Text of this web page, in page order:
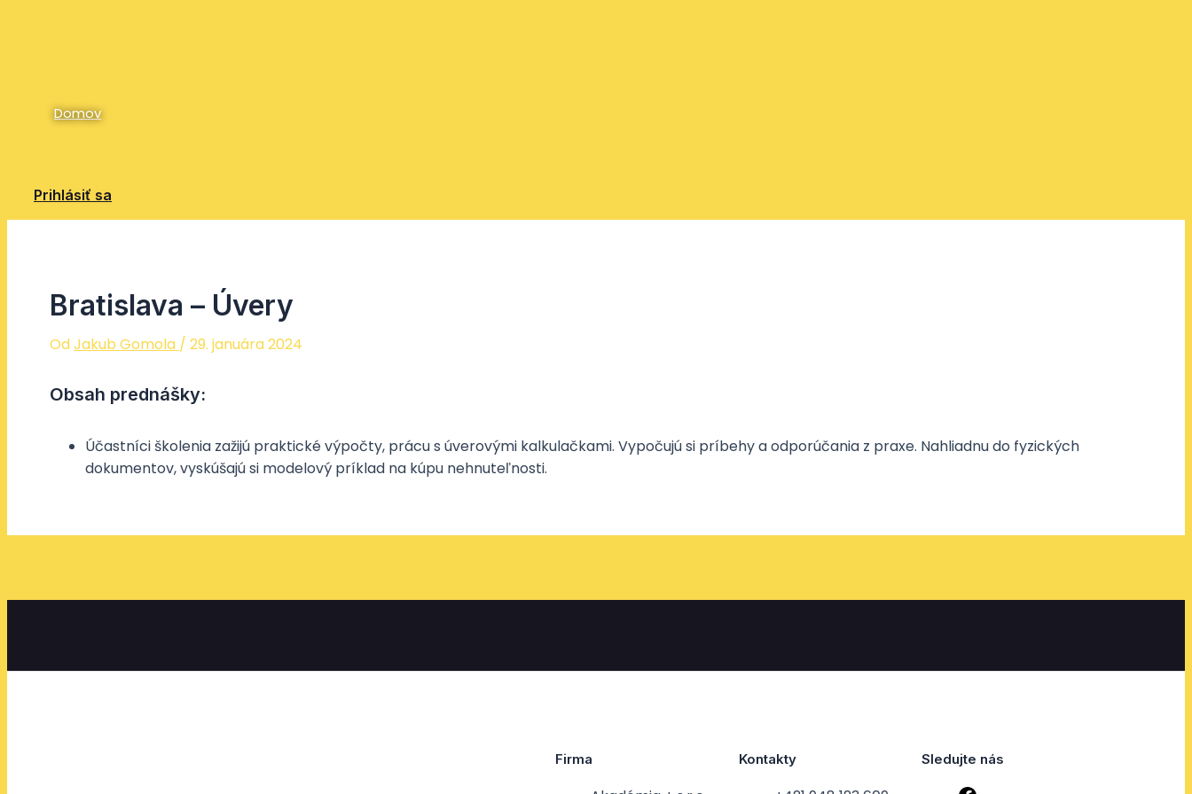
Domov
Prihlásiť sa
Bratislava – Úvery
OdJakub Gomola / 29. januára 2024
Obsah prednášky:
Účastníci školenia zažijú praktické výpočty, prácu s úverovými kalkulačkami. Vypočujú si príbehy a odporúčania z praxe. Nahliadnu do fyzických
dokumentov, vyskúšajú si modelový príklad na kúpu nehnuteľnosti.
Firma Kontakty Sledujte nás